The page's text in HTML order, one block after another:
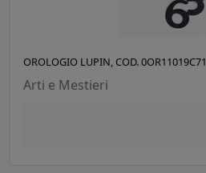
OROLOGIO LUPIN, COD. 0OR11019C71
Arti e Mestieri